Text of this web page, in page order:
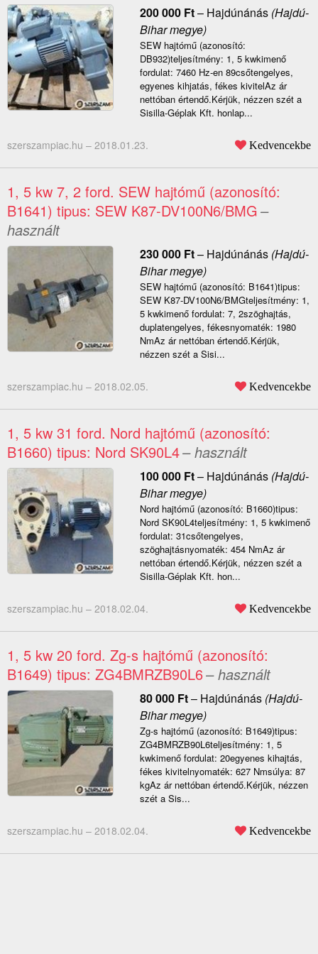
200 000 Ft– Hajdúnánás(Hajdú-
Bihar megye)
SEW hajtómű (azonosító:
DB932)teljesítmény: 1, 5 kwkimenő
fordulat: 7460 Hz-en 89csőtengelyes,
egyenes kihjatás, fékes kivitelAz ár
nettóban értendő.Kérjük, nézzen szét a
Sisilla-Géplak Kft. honlap...
szerszampiac.hu – 2018.01.23. Kedvencekbe
1, 5 kw 7, 2 ford. SEW hajtómű (azonosító:
B1641) tipus: SEW K87-DV100N6/BMG–
használt
230 000 Ft– Hajdúnánás(Hajdú-
Bihar megye)
SEW hajtómű (azonosító: B1641)tipus:
SEW K87-DV100N6/BMGteljesítmény: 1,
5 kwkimenő fordulat: 7, 2szöghajtás,
duplatengelyes, fékesnyomaték: 1980
NmAz ár nettóban értendő.Kérjük,
nézzen szét a Sisi...
szerszampiac.hu – 2018.02.05. Kedvencekbe
1, 5 kw 31 ford. Nord hajtómű (azonosító:
B1660) tipus: Nord SK90L4– használt
100 000 Ft– Hajdúnánás(Hajdú-
Bihar megye)
Nord hajtómű (azonosító: B1660)tipus:
Nord SK90L4teljesítmény: 1, 5 kwkimenő
fordulat: 31csőtengelyes,
szöghajtásnyomaték: 454 NmAz ár
nettóban értendő.Kérjük, nézzen szét a
Sisilla-Géplak Kft. hon...
szerszampiac.hu – 2018.02.04. Kedvencekbe
1, 5 kw 20 ford. Zg-s hajtómű (azonosító:
B1649) tipus: ZG4BMRZB90L6– használt
80 000 Ft– Hajdúnánás(Hajdú-
Bihar megye)
Zg-s hajtómű (azonosító: B1649)tipus:
ZG4BMRZB90L6teljesítmény: 1, 5
kwkimenő fordulat: 20egyenes kihajtás,
fékes kivitelnyomaték: 627 Nmsúlya: 87
kgAz ár nettóban értendő.Kérjük, nézzen
szét a Sis...
szerszampiac.hu – 2018.02.04. Kedvencekbe